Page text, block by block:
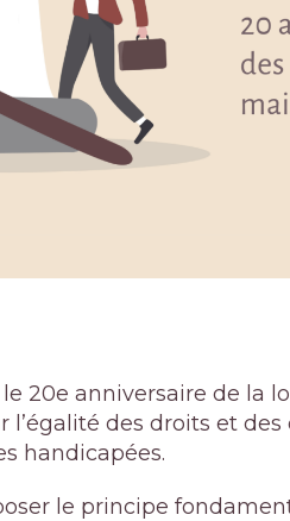
20e anniversaire de la
l’égalité des droits et
handicapées.
le principe